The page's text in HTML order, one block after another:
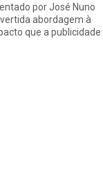
por José Nuno
abordagem à
que a publicidade